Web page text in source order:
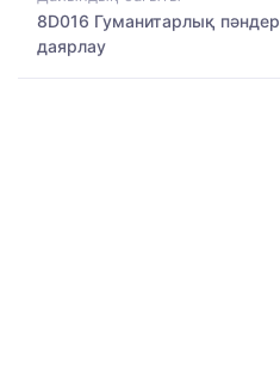
8D016 Гуманитарлық
даярлау